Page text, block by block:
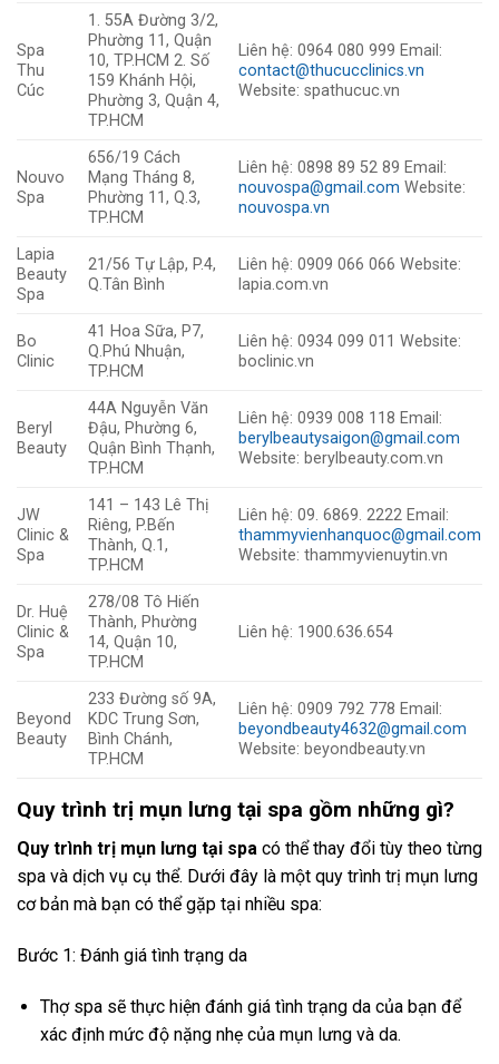
Spa
Thu
Cúc
1. 55A Đường 3/2,
Phường 11, Quận
10, TP.HCM 2. Số
159 Khánh Hội,
Phường 3, Quận 4,
TP.HCM
Liên hệ: 0964 080 999 Email:
contact@thucucclinics.vn
Website: spathucuc.vn
Nouvo
Spa
656/19 Cách
Mạng Tháng 8,
Phường 11, Q.3,
TP.HCM
Liên hệ: 0898 89 52 89 Email:
nouvospa@gmail.com Website:
nouvospa.vn
Lapia
Beauty
Spa
21/56 Tự Lập, P.4,
Q.Tân Bình
Liên hệ: 0909 066 066 Website:
lapia.com.vn
Bo
Clinic
41 Hoa Sữa, P7,
Q.Phú Nhuận,
TP.HCM
Liên hệ: 0934 099 011 Website:
boclinic.vn
Beryl
Beauty
44A Nguyễn Văn
Đậu, Phường 6,
Quận Bình Thạnh,
TP.HCM
Liên hệ: 0939 008 118 Email:
berylbeautysaigon@gmail.com
Website: berylbeauty.com.vn
JW
Clinic &
Spa
141 – 143 Lê Thị
Riêng, P.Bến
Thành, Q.1,
TP.HCM
Liên hệ: 09. 6869. 2222 Email:
thammyvienhanquoc@gmail.com
Website: thammyvienuytin.vn
Dr. Huệ
Clinic &
Spa
278/08 Tô Hiến
Thành, Phường
14, Quận 10,
TP.HCM
Liên hệ: 1900.636.654
Beyond
Beauty
233 Đường số 9A,
KDC Trung Sơn,
Bình Chánh,
TP.HCM
Liên hệ: 0909 792 778 Email:
beyondbeauty4632@gmail.com
Website: beyondbeauty.vn
Quy trình trị mụn lưng tại spa gồm những gì?
Quy trình trị mụn lưng tại spa có thể thay đổi tùy theo từng
spa và dịch vụ cụ thể. Dưới đây là một quy trình trị mụn lưng
cơ bản mà bạn có thể gặp tại nhiều spa:
Bước 1: Đánh giá tình trạng da
Thợ spa sẽ thực hiện đánh giá tình trạng da của bạn để
xác định mức độ nặng nhẹ của mụn lưng và da.